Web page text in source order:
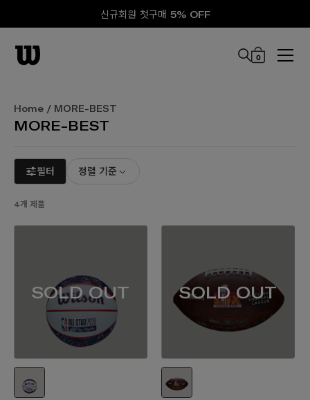
신규회원 첫구매 5% OFF
0
Home / MORE-BEST
MORE-BEST
필터 정렬 기준
4개 제품
SOLD OUT SOLD OUT